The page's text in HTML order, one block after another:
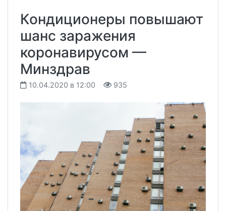
Кондиционеры повышают
шанс заражения
коронавирусом —
Минздрав
10.04.2020 в 12:00 935